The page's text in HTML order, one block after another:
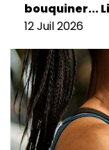
bouquiner...
12 Juil 2026